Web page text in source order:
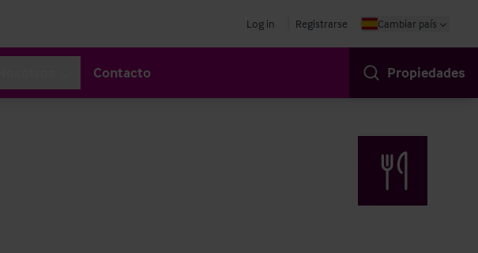
Log in Registrarse Cambiar país
Contacto Propiedades